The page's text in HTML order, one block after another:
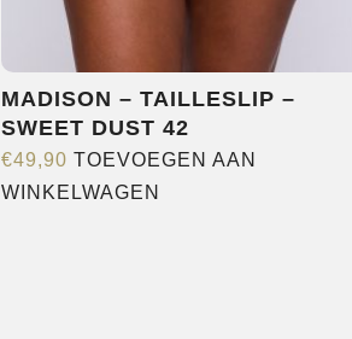
MADISON – TAILLESLIP –
SWEET DUST 42
€49,90 TOEVOEGEN AAN
WINKELWAGEN